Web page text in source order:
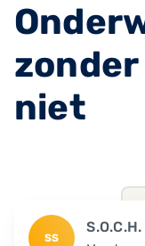
niet
SS
S.O.C.H.